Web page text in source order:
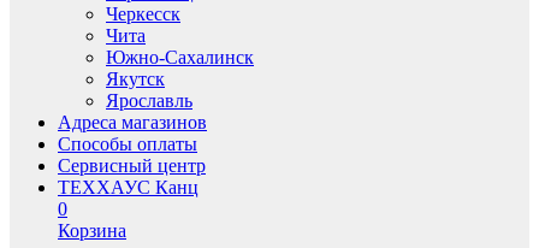
Черкесск
Чита
Южно-Сахалинск
Якутск
Ярославль
Адреса магазинов
Способы оплаты
Сервисный центр
ТЕХХАУС Канц
0
Корзина